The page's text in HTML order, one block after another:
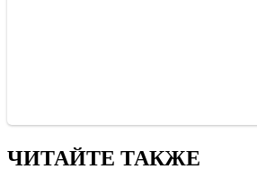
ЧИТАЙТЕ ТАКЖЕ